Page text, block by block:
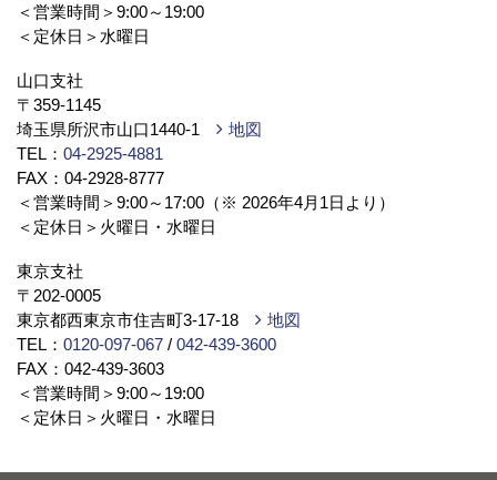
＜営業時間＞9:00～19:00
＜定休日＞水曜日
山口支社
〒359-1145
埼玉県所沢市山口1440-1
地図
TEL： 04-2925-4881
FAX：04-2928-8777
＜営業時間＞9:00～17:00（※ 2026年4月1日より）
＜定休日＞火曜日・水曜日
東京支社
〒202-0005
東京都西東京市住吉町3-17-18
地図
TEL： 0120-097-067 / 042-439-3600
FAX：042-439-3603
＜営業時間＞9:00～19:00
＜定休日＞火曜日・水曜日